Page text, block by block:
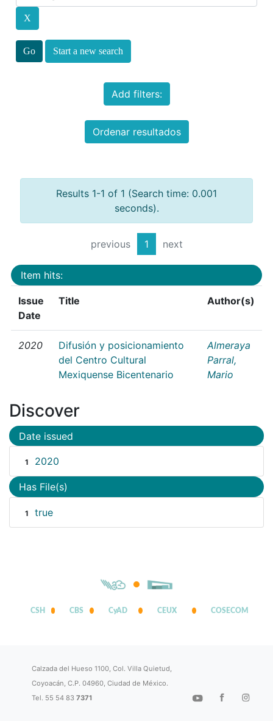
Start a new search
Add filters:
Ordenar resultados
Results 1-1 of 1 (Search time: 0.001
seconds).
previous 1 next
Item hits:
Issue
Date
Title Author(s)
2020
Difusión y posicionamiento
del Centro Cultural
Mexiquense Bicentenario
Almeraya
Parral,
Mario
Discover
Date issued
1 2020
Has File(s)
1 true
CSH CBS CyAD CEUX COSECOM
Calzada del Hueso 1100, Col. Villa Quietud,
Coyoacán, C.P. 04960, Ciudad de México.
Tel. 55 54 837371